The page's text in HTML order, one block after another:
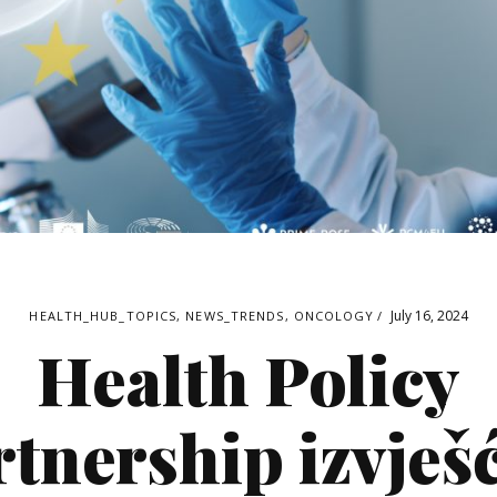
HEALTH_HUB_TOPICS, NEWS_TRENDS , ONCOLOGY July 16, 2024
Health Policy